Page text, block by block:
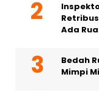
Ada
Bedah
Mimpi